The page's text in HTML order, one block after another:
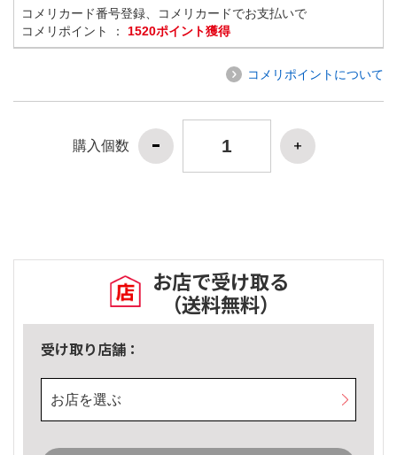
コメリカード番号登録、コメリカードでお支払いで
コメリポイント ： 1520ポイント獲得
コメリポイントについて
購入個数
お店で受け取る
（送料無料）
受け取り店舗：
お店を選ぶ